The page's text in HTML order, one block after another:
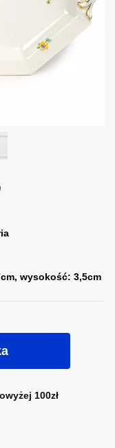
wysokość: 3,5cm
100zł